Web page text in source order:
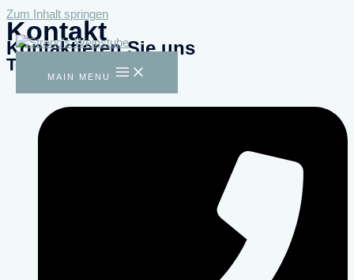
Zum Inhalt springen
MAIN MENU
Kontakt
Kontaktieren Sie uns
Telefon